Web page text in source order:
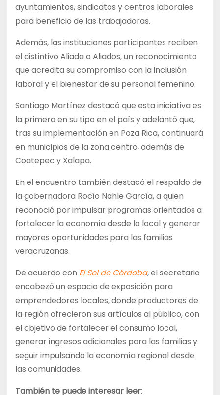
ayuntamientos, sindicatos y centros laborales
para beneficio de las trabajadoras.
Además, las instituciones participantes reciben
el distintivo Aliada o Aliados, un reconocimiento
que acredita su compromiso con la inclusión
laboral y el bienestar de su personal femenino.
Santiago Martínez destacó que esta iniciativa es
la primera en su tipo en el país y adelantó que,
tras su implementación en Poza Rica, continuará
en municipios de la zona centro, además de
Coatepec y Xalapa.
En el encuentro también destacó el respaldo de
la gobernadora Rocío Nahle García, a quien
reconoció por impulsar programas orientados a
fortalecer la economía desde lo local y generar
mayores oportunidades para las familias
veracruzanas.
De acuerdo con El Sol de Córdoba, el secretario
encabezó un espacio de exposición para
emprendedores locales, donde productores de
la región ofrecieron sus artículos al público, con
el objetivo de fortalecer el consumo local,
generar ingresos adicionales para las familias y
seguir impulsando la economía regional desde
las comunidades.
También te puede interesar leer: